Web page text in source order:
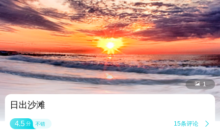
 1
日出沙滩
4.5 分 不错 15条评论 
